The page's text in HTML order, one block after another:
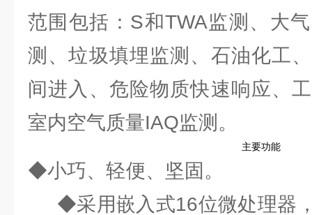
范围包括：S和TWA监测、大
测、垃圾填埋监测、石油化工
间进入、危险物质快速响应、
室内空气质量IAQ监测。
主要功能
◆小巧、轻便
◆采用嵌入式16位微处理器